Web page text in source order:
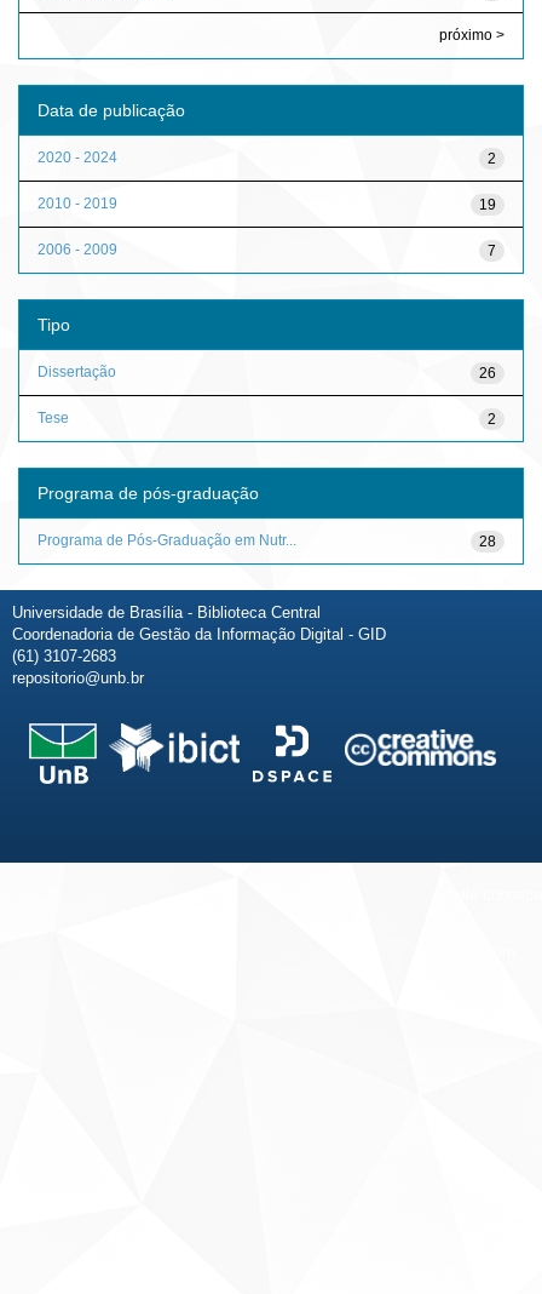
próximo >
Data de publicação
2
2020 - 2024
19
2010 - 2019
7
2006 - 2009
Tipo
26
Dissertação
2
Tese
Programa de pós-graduação
28
Programa de Pós-Graduação em Nutr...
Universidade de Brasília - Biblioteca Central
Coordenadoria de Gestão da Informação Digital - GID
(61) 3107-2683
repositorio@unb.br